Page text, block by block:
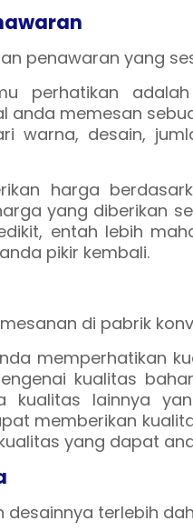
perhatikan
anda memesan
warna, desain,
harga
yang diberikan
entah lebih
pikir kembali.
memperhatikan
kualitas
kualitas lainnya
memberikan
yang dapat